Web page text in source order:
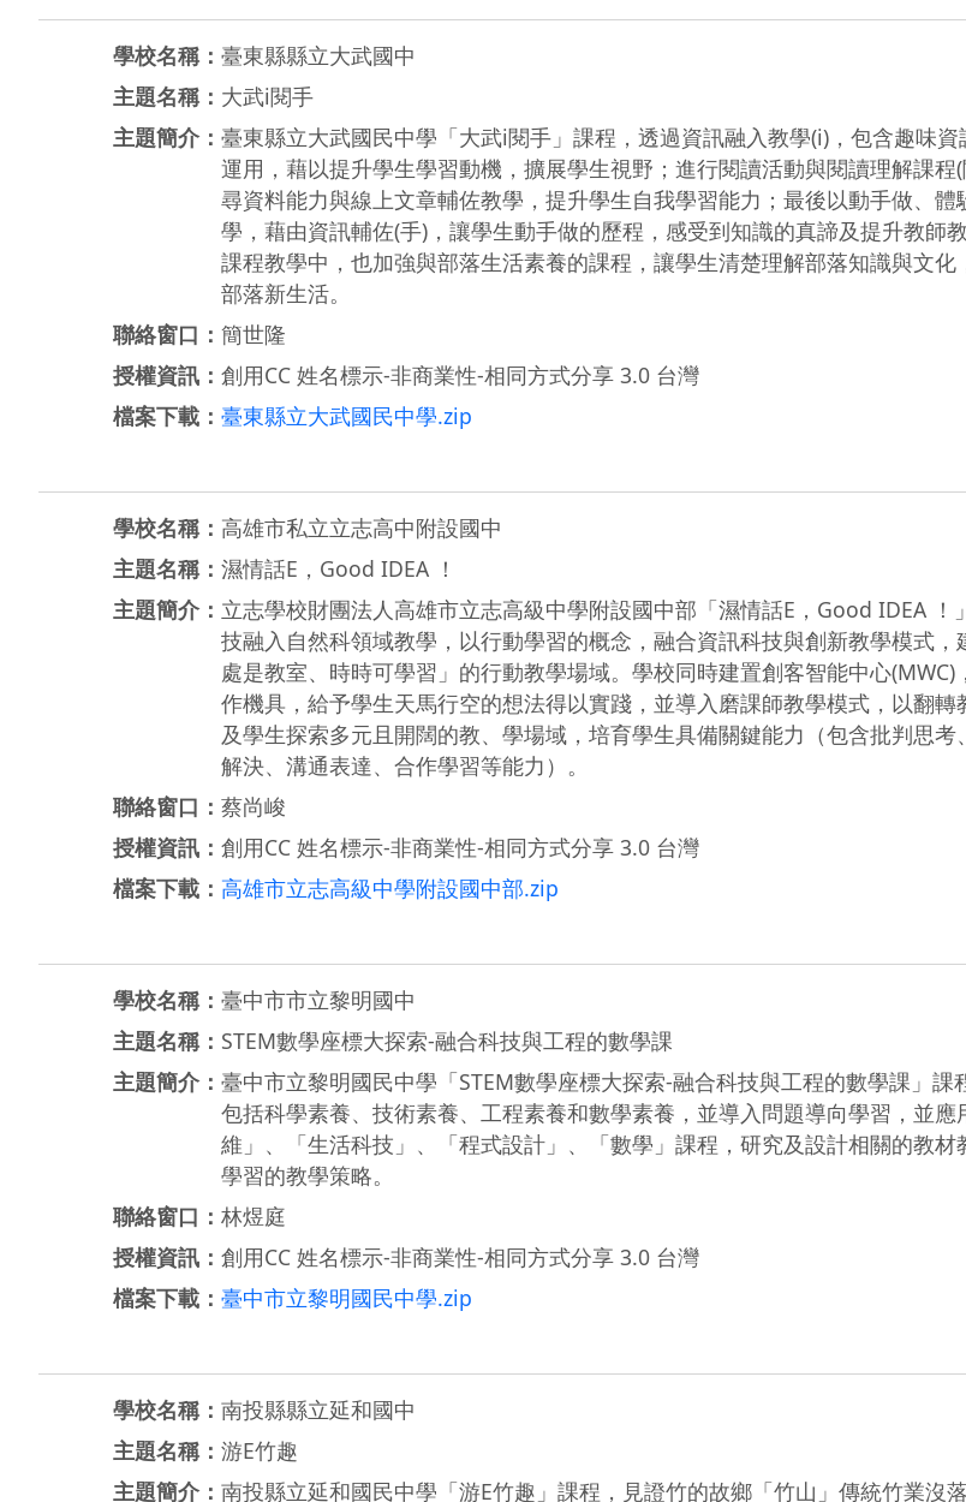
學校名稱： 臺東縣縣立大武國中
主題名稱： 大武i閱手
主題簡介： 臺東縣立大武國民中學「大武i閱手」課程，透過資訊融入教學(i)，包含趣味
運用，藉以提升學生學習動機，擴展學生視野；進行閱讀活動與閱讀理解課程
尋資料能力與線上文章輔佐教學，提升學生自我學習能力；最後以動手做、體
學，藉由資訊輔佐(手)，讓學生動手做的歷程，感受到知識的真諦及提升教師
課程教學中，也加強與部落生活素養的課程，讓學生清楚理解部落知識與文化
部落新生活。
聯絡窗口： 簡世隆
授權資訊： 創用CC 姓名標示-非商業性-相同方式分享 3.0 台灣
檔案下載： 臺東縣立大武國民中學.zip
學校名稱： 高雄市私立立志高中附設國中
主題名稱： 濕情話E，Good IDEA ！
主題簡介： 立志學校財團法人高雄市立志高級中學附設國中部「濕情話E，Good IDEA ！
技融入自然科領域教學，以行動學習的概念，融合資訊科技與創新教學模式，
處是教室、時時可學習」的行動教學場域。學校同時建置創客智能中心(MWC)
作機具，給予學生天馬行空的想法得以實踐，並導入磨課師教學模式，以翻轉
及學生探索多元且開闊的教、學場域，培育學生具備關鍵能力（包含批判思考
解決、溝通表達、合作學習等能力）。
聯絡窗口： 蔡尚峻
授權資訊： 創用CC 姓名標示-非商業性-相同方式分享 3.0 台灣
檔案下載： 高雄市立志高級中學附設國中部.zip
學校名稱： 臺中市市立黎明國中
主題名稱： STEM數學座標大探索-融合科技與工程的數學課
主題簡介： 臺中市立黎明國民中學「STEM數學座標大探索-融合科技與工程的數學課」課
包括科學素養、技術素養、工程素養和數學素養，並導入問題導向學習，並應
維」、「生活科技」、「程式設計」、「數學」課程，研究及設計相關的教材
學習的教學策略。
聯絡窗口： 林煜庭
授權資訊： 創用CC 姓名標示-非商業性-相同方式分享 3.0 台灣
檔案下載： 臺中市立黎明國民中學.zip
學校名稱： 南投縣縣立延和國中
主題名稱： 游E竹趣
主題簡介： 南投縣立延和國民中學「游E竹趣」課程，見證竹的故鄉「竹山」傳統竹業沒